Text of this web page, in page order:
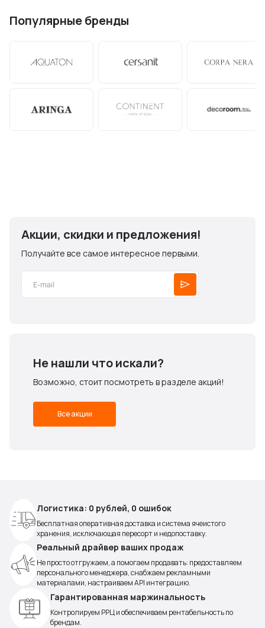
Популярные бренды
Акции, скидки и предложения!
Получайте все самое интересное первыми.
Не нашли что искали?
Возможно, стоит посмотреть в разделе акций!
Все акции
Логистика: 0 рублей, 0 ошибок
Бесплатная оперативная доставка и система ячеистого
хранения, исключающая пересорт и недопоставку.
Реальный драйвер ваших продаж
Не просто отгружаем, а помогаем продавать: предоставляем
персонального менеджера, снабжаем рекламными
материалами, настраиваем API интеграцию.
Гарантированная маржинальность
Контролируем РРЦ и обеспечиваем рентабельность по
брендам.